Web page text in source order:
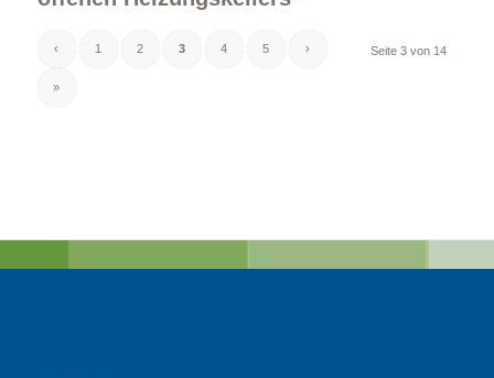
Seite 3 von 14
‹ 1 2 3 4 5 ›
»